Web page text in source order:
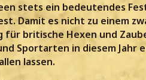
stets ein bedeutendes
Damit es nicht zu einem
für britische Hexen und
Sportarten in diesem Jahr
lassen.